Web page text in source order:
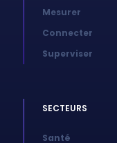
Mesurer
Connecter
Superviser
SECTEURS
Santé